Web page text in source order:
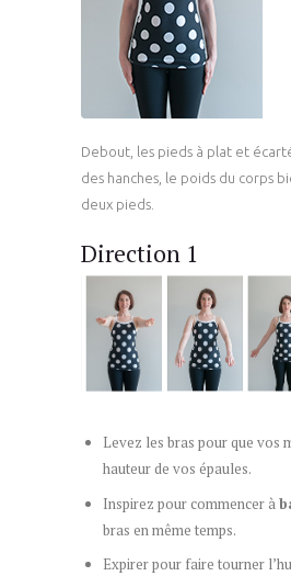
Debout, les pieds à plat et
des hanches, le poids du corps
deux pieds.
Direction 1
Levez les bras pour que vos
hauteur de vos épaules.
Inspirez pour commencer à
bras en même temps.
Expirer pour faire tourner